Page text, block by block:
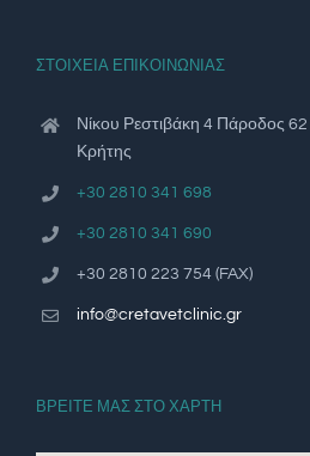
ΣΤΟΙΧΕΙΑ ΕΠΙΚΟΙΝΩΝΙΑΣ
Νίκου Ρεστιβάκη 4 Πάροδος
Κρήτης
+30 2810 341 698
+30 2810 341 690
+30 2810 223 754 (FAX)
info@cretavetclinic.gr
ΒΡΕΙΤΕ ΜΑΣ ΣΤΟ ΧΑΡΤΗ